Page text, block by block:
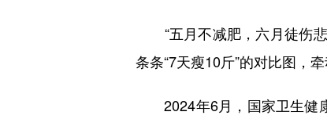
“五月不减肥，六月徒伤悲
条条“7天瘦10斤”的对比图，牵
2024年6月，国家卫生健康